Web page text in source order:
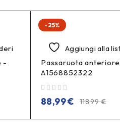
-
-25%
Aggiungi alla
Passaruota
A1568852322
118,99€
88,99€